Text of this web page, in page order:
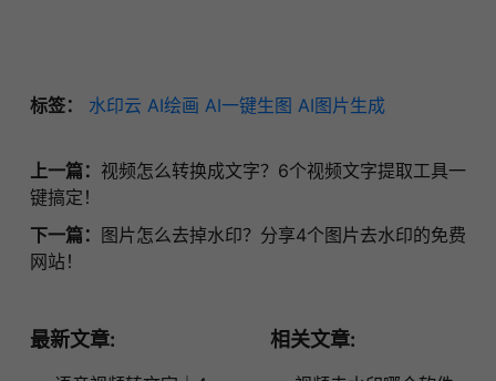
标签： 水印云 AI绘画 AI一键生图 AI图片生成
上一篇： 视频怎么转换成文字？6个视频文字提取工具一
键搞定！
下一篇： 图片怎么去掉水印？分享4个图片去水印的免费
网站！
最新文章: 相关文章: